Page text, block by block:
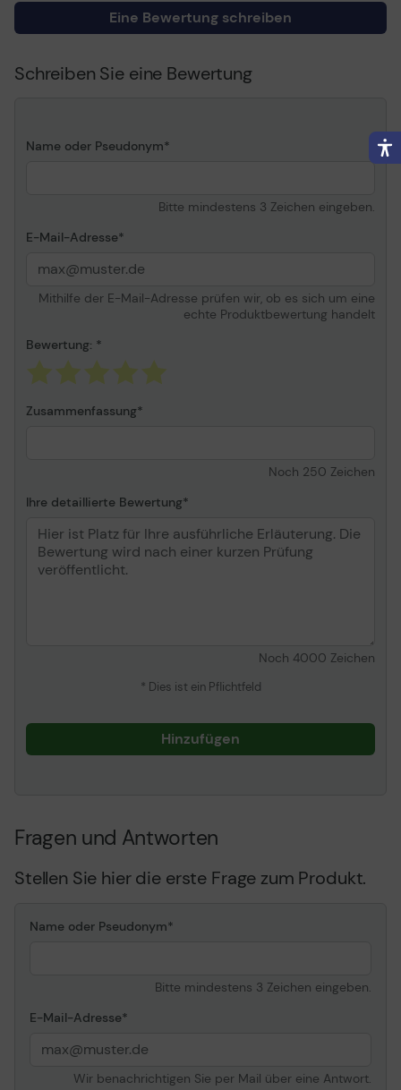
MX910de, MX911dte
Produkttyp
Finisher (3 Löcher) mit
Medienkapazität
Papier
Mediengrößen
A3 (297 x 420 mm), ANSI
B (Ledger) (279 x 432
Tiefe x Höhe)
MX910de, MX911dte
Eine Bewertung schreiben
Schreiben Sie eine Bewertung
Name oder Pseudonym
Bitte mindestens 3 Zeichen eingeben.
E-Mail-Adresse
Mithilfe der E-Mail-Adresse prüfen wir, ob es sich um eine
echte Produktbewertung handelt
Bewertung:
Zusammenfassung
Noch 250 Zeichen
Ihre detaillierte Bewertung
Noch 4000 Zeichen
* Dies ist ein Pflichtfeld
Hinzufügen
Fragen und Antworten
Stellen Sie hier die erste Frage zum Produkt.
Name oder Pseudonym
Bitte mindestens 3 Zeichen eingeben.
E-Mail-Adresse
Wir benachrichtigen Sie per Mail über eine Antwort.